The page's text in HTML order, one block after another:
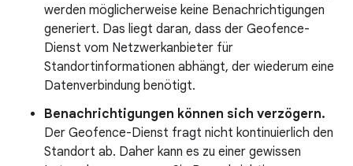
werden möglicherweise keine Benachrichtigungen
generiert. Das liegt daran, dass der Geofence-
Dienst vom Netzwerkanbieter für
Standortinformationen abhängt, der wiederum eine
Datenverbindung benötigt.
Benachrichtigungen können sich verzögern.
Der Geofence-Dienst fragt nicht kontinuierlich den
Standort ab. Daher kann es zu einer gewissen